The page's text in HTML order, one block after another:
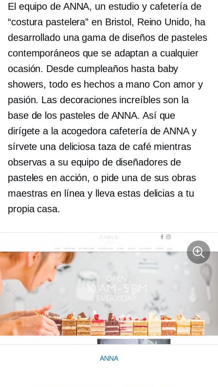
El equipo de ANNA, un estudio y cafetería de
“costura pastelera” en Bristol, Reino Unido, ha
desarrollado una gama de diseños de pasteles
contemporáneos que se adaptan a cualquier
ocasión. Desde cumpleaños hasta baby
showers, todo es hechos a mano Con amor y
pasión. Las decoraciones increíbles son la
base de los pasteles de ANNA. Así que
dirígete a la acogedora cafetería de ANNA y
sírvete una deliciosa taza de café mientras
observas a su equipo de diseñadores de
pasteles en acción, o pide una de sus obras
maestras en línea y lleva estas delicias a tu
propia casa.
ANNA